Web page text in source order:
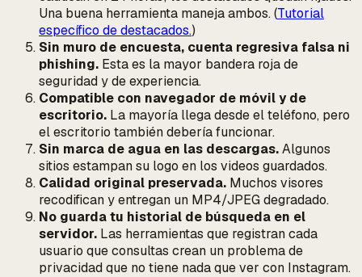
Una buena herramienta maneja ambos. (Tutorial
específico de destacados.)
Sin muro de encuesta, cuenta regresiva falsa ni
phishing. Esta es la mayor bandera roja de
seguridad y de experiencia.
Compatible con navegador de móvil y de
escritorio. La mayoría llega desde el teléfono, pero
el escritorio también debería funcionar.
Sin marca de agua en las descargas.Algunos
sitios estampan su logo en los videos guardados.
Calidad original preservada. Muchos visores
recodifican y entregan un MP4/JPEG degradado.
No guarda tu historial de búsqueda en el
servidor. Las herramientas que registran cada
usuario que consultas crean un problema de
privacidad que no tiene nada que ver con Instagram.